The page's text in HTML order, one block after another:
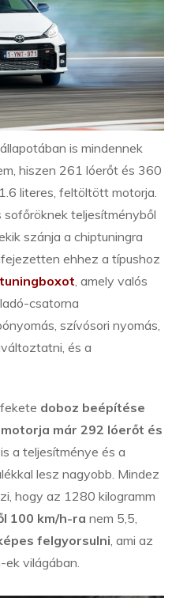
is mindennek
hiszen 261 lóerőt és 360
literes, feltöltött motorja.
teljesítményből
szánja a chiptuningra
ehhez a típushoz
, amely valós
csatorna
szívósori nyomás,
és a
doboz beépítése
már 292 lóerőt és
a teljesítménye és a
lesz nagyobb. Mindez
hogy az 1280 kilogramm
100 km/h-ra nem 5,5,
felgyorsulni, ami az
világában.